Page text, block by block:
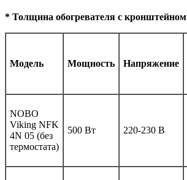
* Толщина обогревателя с кронштейном
Модель Мощность Напряжение
NOBO
Viking NFK
4N 05 (без
термостата)
500 Вт 220-230 В